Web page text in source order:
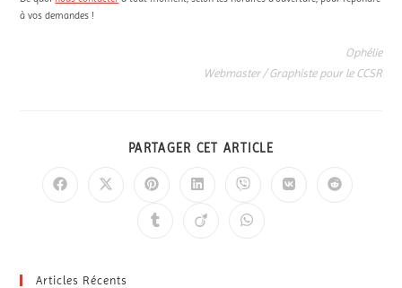
à vos demandes !
Ophélie
Webmaster / Graphiste pour le CCSR
PARTAGER CET ARTICLE
Articles Récents